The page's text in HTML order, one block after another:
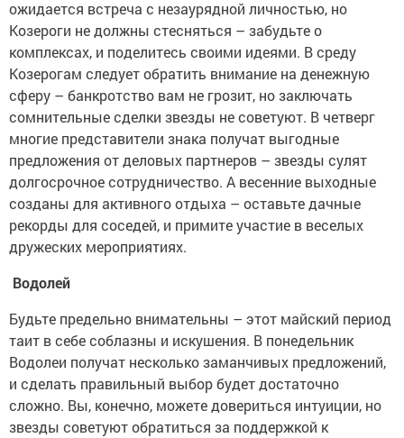
ожидается встреча с незаурядной личностью, но
Козероги не должны стесняться – забудьте о
комплексах, и поделитесь своими идеями. В среду
Козерогам следует обратить внимание на денежную
сферу – банкротство вам не грозит, но заключать
сомнительные сделки звезды не советуют. В четверг
многие представители знака получат выгодные
предложения от деловых партнеров – звезды сулят
долгосрочное сотрудничество. А весенние выходные
созданы для активного отдыха – оставьте дачные
рекорды для соседей, и примите участие в веселых
дружеских мероприятиях.
Водолей
Будьте предельно внимательны – этот майский период
таит в себе соблазны и искушения. В понедельник
Водолеи получат несколько заманчивых предложений,
и сделать правильный выбор будет достаточно
сложно. Вы, конечно, можете довериться интуиции, но
звезды советуют обратиться за поддержкой к